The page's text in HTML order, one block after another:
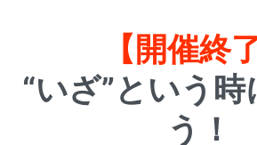
【開催終
“いざ”という時
う！